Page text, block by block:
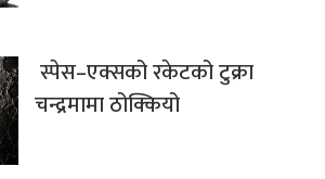
स्पेस–एक्सको रकेटको टुक्रा
चन्द्रमामा ठोक्कियो